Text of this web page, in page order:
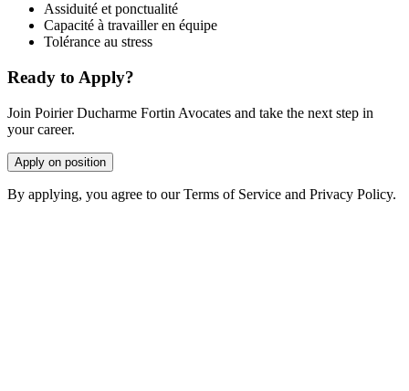
Assiduité et ponctualité
Capacité à travailler en équipe
Tolérance au stress
Ready to Apply?
Join Poirier Ducharme Fortin Avocates and take the next step in
your career.
Apply on position
By applying, you agree to our Terms of Service and Privacy Policy.